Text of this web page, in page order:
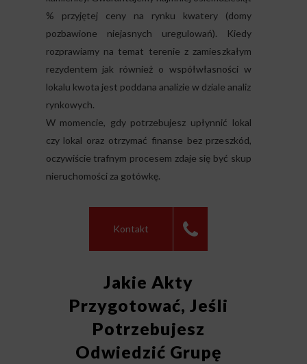
% przyjętej ceny na rynku kwatery (domy
pozbawione niejasnych uregulowań). Kiedy
rozprawiamy na temat terenie z zamieszkałym
rezydentem jak również o współwłasności w
lokalu kwota jest poddana analizie w dziale analiz
rynkowych.
W momencie, gdy potrzebujesz upłynnić lokal
czy lokal oraz otrzymać finanse bez przeszkód,
oczywiście trafnym procesem zdaje się być skup
nieruchomości za gotówkę.
Kontakt
Jakie Akty
Przygotować, Jeśli
Potrzebujesz
Odwiedzić Grupę